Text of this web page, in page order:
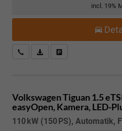
incl. 19%
Kostenloser Rückruf-Service
PDF-Datei, Fahrzeugexposé
Volkswagen Tiguan1.5
easyOpen, Kamera, LED-
110 kW (150 PS), Automatik,